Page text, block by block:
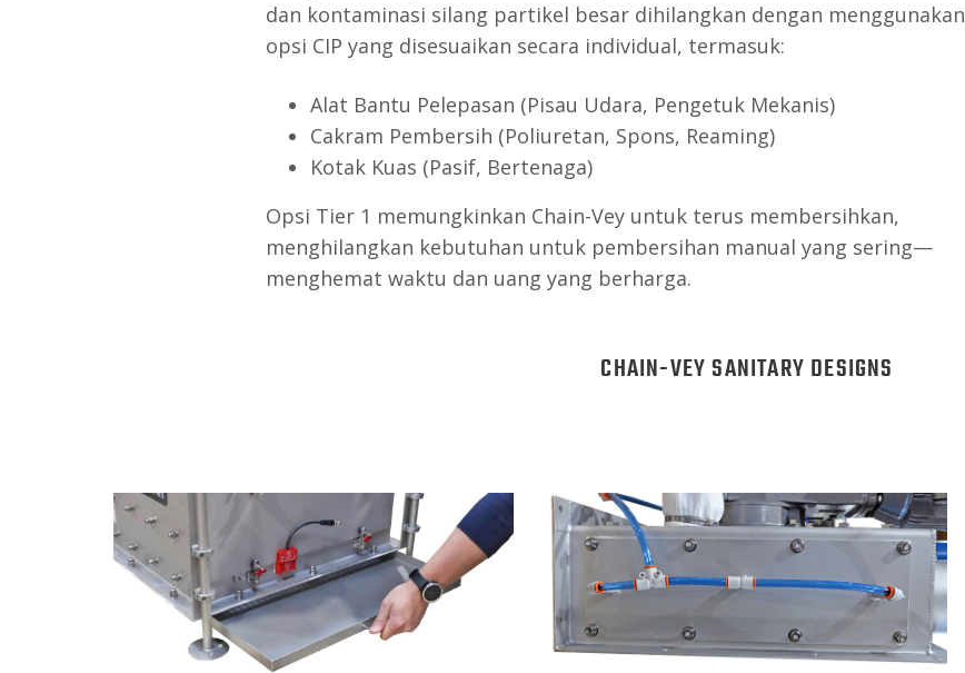
dan kontaminasi silang partikel besar dihilangkan dengan menggunakan
opsi CIP yang disesuaikan secara individual, termasuk:
Alat Bantu Pelepasan (Pisau Udara, Pengetuk Mekanis)
Cakram Pembersih (Poliuretan, Spons, Reaming)
Kotak Kuas (Pasif, Bertenaga)
Opsi Tier 1 memungkinkan Chain-Vey untuk terus membersihkan,
menghilangkan kebutuhan untuk pembersihan manual yang sering—
menghemat waktu dan uang yang berharga.
CHAIN-VEY SANITARY DESIGNS